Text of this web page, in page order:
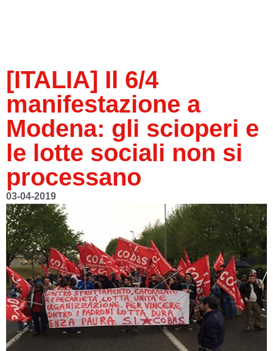
[ITALIA] Il 6/4
manifestazione a
Modena: gli scioperi e
le lotte sociali non si
processano
03-04-2019